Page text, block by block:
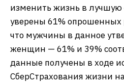
изменить жизнь в лучшую
уверены 61% опрошенных
что мужчины в данное
женщин — 61% и 39%
данные получены в ходе
СберСтрахования жизни